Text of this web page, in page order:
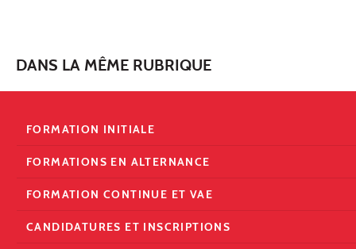
DANS LA MÊME RUBRIQUE
FORMATION INITIALE
FORMATIONS EN ALTERNANCE
FORMATION CONTINUE ET VAE
CANDIDATURES ET INSCRIPTIONS